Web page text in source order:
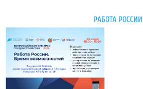
РАБОТА РОССИИ